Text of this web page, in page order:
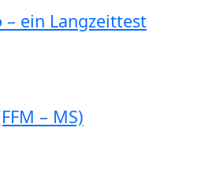
– ein Langzeittest
– MS)